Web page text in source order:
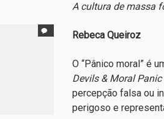
A cultura de massa
Rebeca Queiroz
O “Pânico moral” é
Devils & Moral
percepção falsa ou
perigoso e